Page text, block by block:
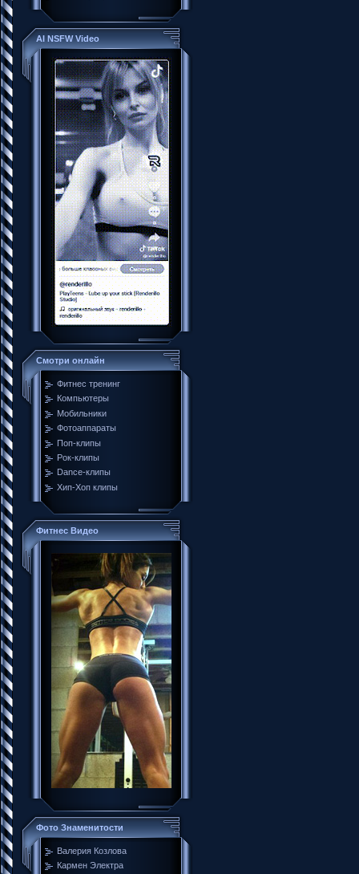
AI NSFW Video
Смотри онлайн
Фитнес тренинг
Компьютеры
Мобильники
Фотоаппараты
Поп-клипы
Рок-клипы
Dance-клипы
Хип-Хоп клипы
Фитнес Видео
Фото Знаменитости
Валерия Козлова
Кармен Электра